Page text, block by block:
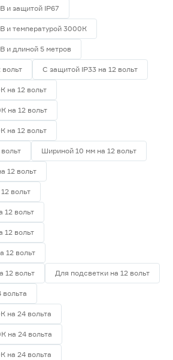
и защитой IP67
и температурой 3000К
и длиной 5 метров
вольт С защитой IP33 на 12 вольт
на 12 вольт
на 12 вольт
на 12 вольт
Шириной 10 мм на 12 вольт
12 вольт
вольт
12 вольт
12 вольт
12 вольт
12 вольт Для подсветки на 12 вольт
вольта
на 24 вольта
на 24 вольта
на 24 вольта